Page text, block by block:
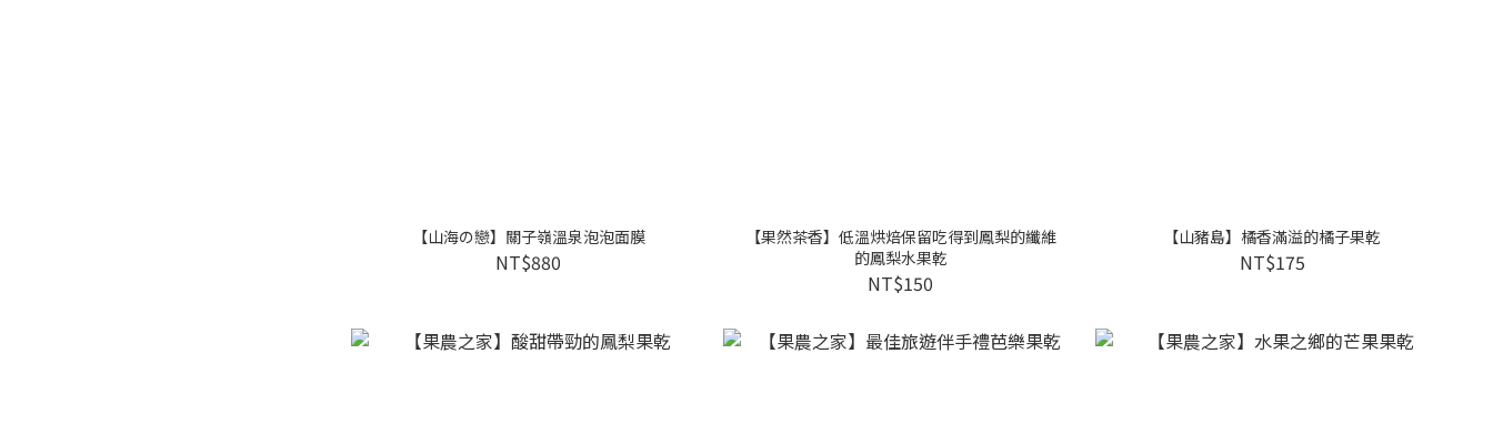
【山海の戀】關子嶺溫泉泡泡面膜
NT$880
【果然茶香】低溫烘焙保留吃得到鳳梨的纖維
的鳳梨水果乾
NT$150
【山豬島】橘香滿溢的橘子果乾
NT$175